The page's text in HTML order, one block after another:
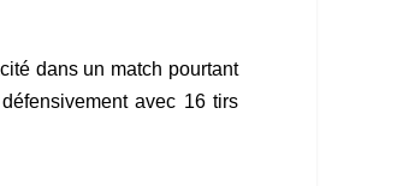
dans un match pourtant
avec 16 tirs